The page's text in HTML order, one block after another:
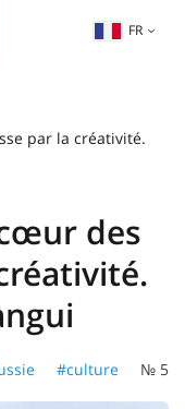
FR
par la créativité.
des
#culture
№ 5